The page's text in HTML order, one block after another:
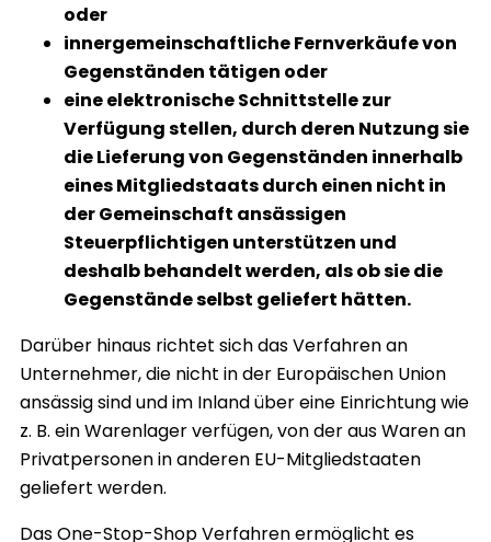
oder
innergemeinschaftliche Fernverkäufe von
Gegenständen tätigen oder
eine elektronische Schnittstelle zur
Verfügung stellen, durch deren Nutzung sie
die Lieferung von Gegenständen innerhalb
eines Mitgliedstaats durch einen nicht in
der Gemeinschaft ansässigen
Steuerpflichtigen unterstützen und
deshalb behandelt werden, als ob sie die
Gegenstände selbst geliefert hätten.
Darüber hinaus richtet sich das Verfahren an
Unternehmer, die nicht in der Europäischen Union
ansässig sind und im Inland über eine Einrichtung wie
z. B. ein Warenlager verfügen, von der aus Waren an
Privatpersonen in anderen EU-Mitgliedstaaten
geliefert werden.
Das One-Stop-Shop Verfahren ermöglicht es